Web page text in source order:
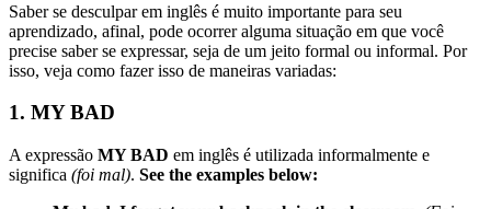
Saber se desculpar em inglês é muito importante para seu
aprendizado, afinal, pode ocorrer alguma situação em que você
precise saber se expressar, seja de um jeito formal ou informal. Por
isso, veja como fazer isso de maneiras variadas:
1. MY BAD
A expressão MY BAD em inglês é utilizada informalmente e
significa (foi mal). See the examples below: